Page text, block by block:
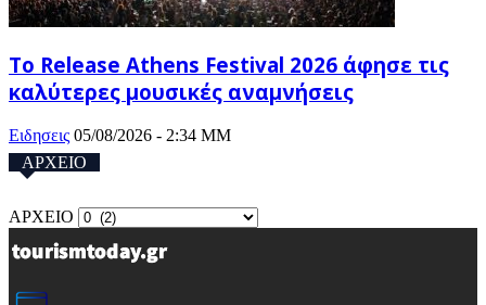
Το Release Athens Festival 2026 άφησε τις
καλύτερες μουσικές αναμνήσεις
Ειδησεις 05/08/2026 - 2:34 ΜΜ
ΑΡΧΕΙΟ
ΑΡΧΕΙΟ